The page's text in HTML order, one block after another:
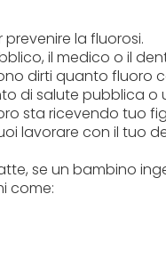
la fluorosi.
il medico o il
dirti quanto fluoro
di salute pubblica
sta ricevendo tuo
lavorare con il tuo
se un bambino
come: